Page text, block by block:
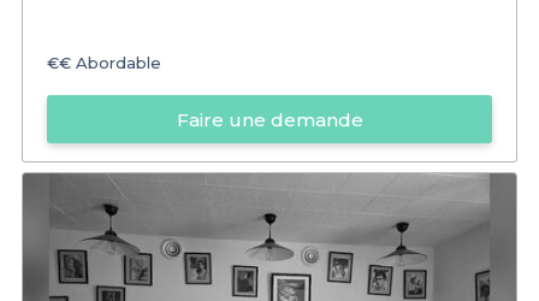
€€ Abordable
Faire une demande